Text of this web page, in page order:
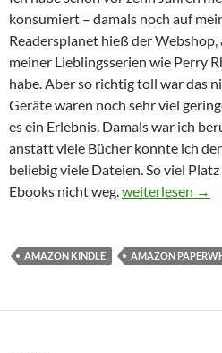
konsumiert – damals noch auf
Readersplanet hieß der
meiner Lieblingsserien wie Perry
habe. Aber so richtig toll war das
Geräte waren noch sehr viel
es ein Erlebnis. Damals war ich
anstatt viele Bücher konnte ich
beliebig viele Dateien. So viel
Ebooks nicht weg.Warum
weiterlesen →
AMAZON KINDLE AMAZON